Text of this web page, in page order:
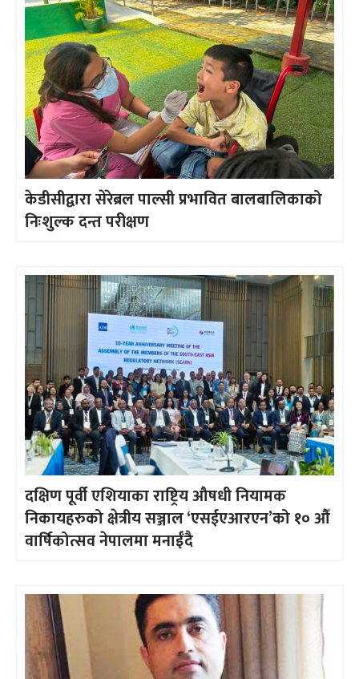
केडीसीद्वारा सेरेब्रल पाल्सी प्रभावित बालबालिकाको
निःशुल्क दन्त परीक्षण
दक्षिण पूर्वी एशियाका राष्ट्रिय औषधी नियामक
निकायहरुको क्षेत्रीय सञ्जाल ‘एसईएआरएन’को १० औँ
वार्षिकोत्सव नेपालमा मनाईँदै